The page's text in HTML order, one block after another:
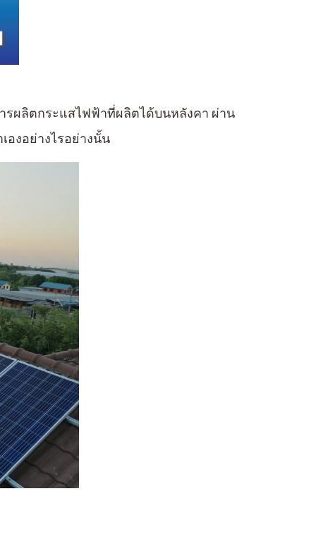
รผลิตกระแสไฟฟ้าที่ผลิตได้บนหลังคา ผ่าน
องอย่างไรอย่างนั้น